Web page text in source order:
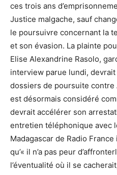
ces trois ans
Justice malgache, sauf
le poursuivre concernant la
et son évasion. La plainte
Elise Alexandrine Rasolo,
interview parue lundi, devrait
dossiers de poursuite
est désormais considéré
devrait accélérer son
entretien téléphonique avec
Madagascar de Radio
qu’« il n’a pas peur
l’éventualité où il se